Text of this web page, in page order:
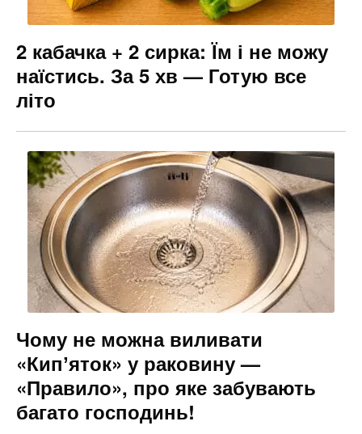
2 кабачка + 2 сирка: Їм і не можу
наїстись. За 5 хв — Готую все
літо
Чому не можна виливати
«Кипʼяток» у раковину —
«Правило», про яке забувають
багато господинь!